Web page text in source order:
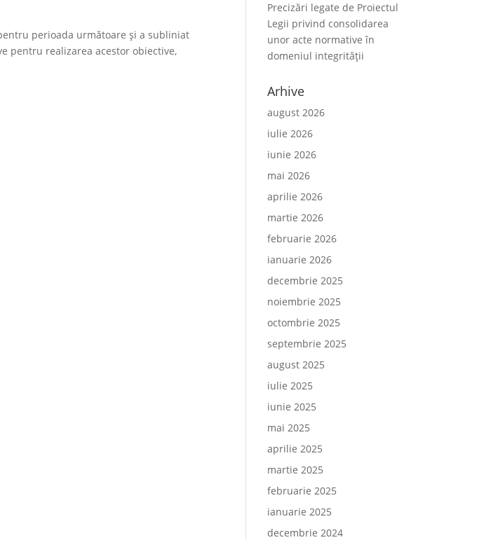
perioada următoare și a subliniat
pentru realizarea acestor obiective,
Precizări legate de Proiectul
Legii privind consolidarea
unor acte normative în
domeniul integrității
Arhive
august 2026
iulie 2026
iunie 2026
mai 2026
aprilie 2026
martie 2026
februarie 2026
ianuarie 2026
decembrie 2025
noiembrie 2025
octombrie 2025
septembrie 2025
august 2025
iulie 2025
iunie 2025
mai 2025
aprilie 2025
martie 2025
februarie 2025
ianuarie 2025
decembrie 2024